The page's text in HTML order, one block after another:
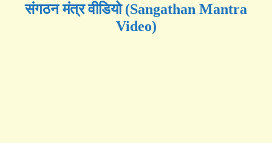
संगठन मंत्र वीडियो (Sangathan Mantra
Video)